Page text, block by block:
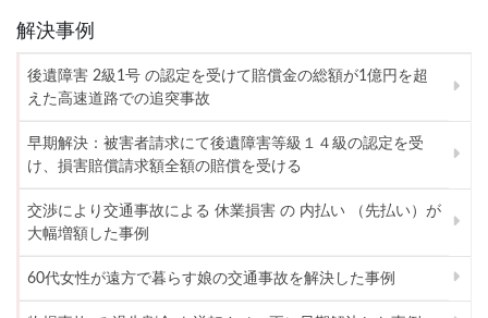
解決事例
後遺障害 2級1号 の認定を受けて賠償金の総額が1億円を超
えた高速道路での追突事故
早期解決：被害者請求にて後遺障害等級１４級の認定を受
け、損害賠償請求額全額の賠償を受ける
交渉により交通事故による 休業損害 の 内払い （先払い）が
大幅増額した事例
60代女性が遠方で暮らす娘の交通事故を解決した事例